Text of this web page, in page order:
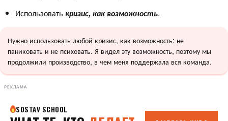
Использовать кризис, как возможность.
Нужно использовать любой кризис, как возможность: не
паниковать и не психовать. Я видел эту возможность, поэтому мы
продолжили производство, в чем меня поддержала вся команда.
РЕКЛАМА